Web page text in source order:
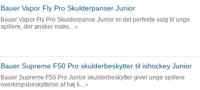
Bauer Vapor Fly Pro Skulderpanser Junior
Bauer Vapor Fly Pro Skulderpanse Junior er det perfekte valg til unge
spillere, der ønsker maks...
Bauer Supreme F50 Pro skulderbeskytter til ishockey Junior
Bauer Supreme F50 Pro Junior skulderbeskytter giver unge spillere
overkropsbeskyttelse af høj k...